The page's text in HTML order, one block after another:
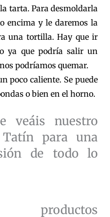
tarta. Para desmoldarla
encima y le daremos la
una tortilla. Hay que ir
ya que podría salir un
podríamos quemar.
poco caliente. Se puede
o bien en el horno.
veáis nuestro
para una
de todo lo